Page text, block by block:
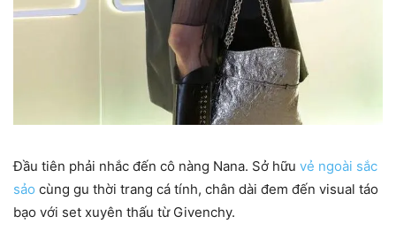
Đầu tiên phải nhắc đến cô nàng Nana. Sở hữu vẻ ngoài sắc
sảo cùng gu thời trang cá tính, chân dài đem đến visual táo
bạo với set xuyên thấu từ Givenchy.